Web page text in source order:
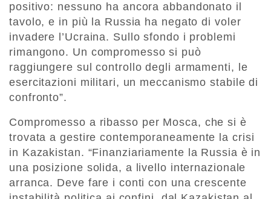
positivo: nessuno ha ancora abbandonato il
tavolo, e in più la Russia ha negato di voler
invadere l’Ucraina. Sullo sfondo i problemi
rimangono. Un compromesso si può
raggiungere sul controllo degli armamenti, le
esercitazioni militari, un meccanismo stabile di
confronto”.
Compromesso a ribasso per Mosca, che si è
trovata a gestire contemporaneamente la crisi
in Kazakistan. “Finanziariamente la Russia è in
una posizione solida, a livello internazionale
arranca. Deve fare i conti con una crescente